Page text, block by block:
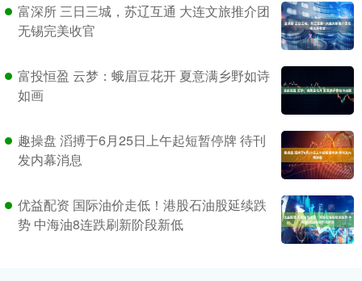
富深所 三日三城，苏辽互通 大连文旅推介团
无锡完美收官
富投恒盈 云梦：蛾眉豆花开 夏意满乡野如诗
如画
趣操盘 滔搏于6月25日上午起短暂停牌 待刊
发内幕消息
优益配资 国际油价走低！港股石油股延续跌
势 中海油8连跌刷新阶段新低